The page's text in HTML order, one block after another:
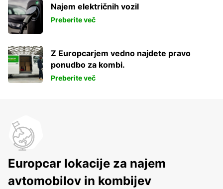
Najem električnih vozil
Preberite več
Z Europcarjem vedno najdete pravo
ponudbo za kombi.
Preberite več
Europcar lokacije za najem
avtomobilov in kombijev